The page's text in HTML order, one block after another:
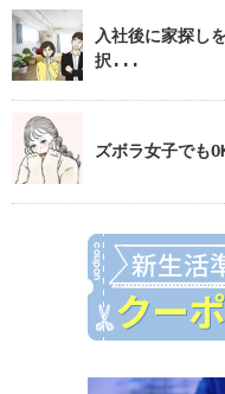
入社後に家探し
択...
ズボラ女子でも